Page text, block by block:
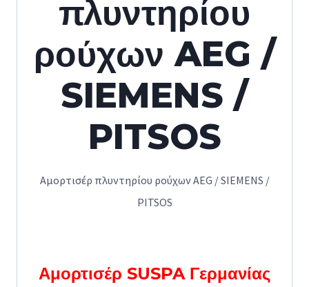
πλυντηρίου
ρούχων AEG /
SIEMENS /
PITSOS
Αμορτισέρ πλυντηρίου ρούχων AEG / SIEMENS /
PITSOS
Αμορτισέρ SUSPA Γερμανίας